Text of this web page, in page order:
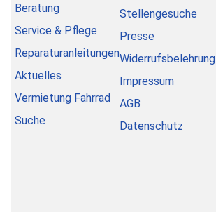
Beratung
Service & Pflege
Reparaturanleitungen
Aktuelles
Vermietung Fahrrad
Suche
Stellengesuche
Presse
Widerrufsbelehrung
Impressum
AGB
Datenschutz